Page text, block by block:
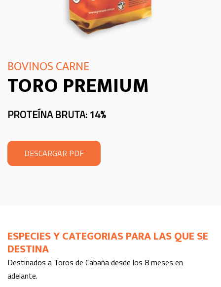
BOVINOS CARNE
TORO PREMIUM
PROTEÍNA BRUTA: 14%
DESCARGAR PDF
ESPECIES Y CATEGORIAS PARA LAS QUE SE
DESTINA
Destinados a Toros de Cabaña desde los 8 meses en
adelante.